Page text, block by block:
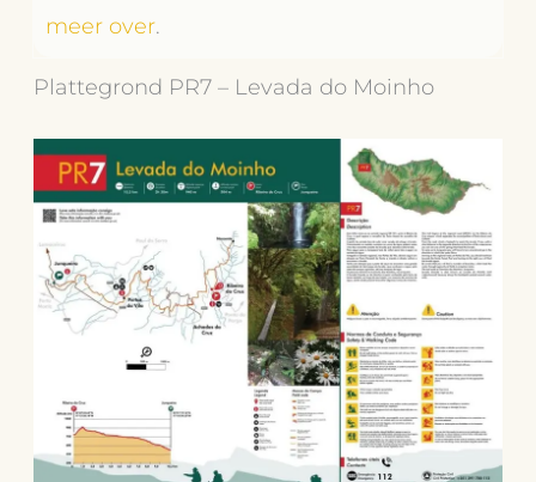
meer over.
Plattegrond PR7 – Levada do Moinho